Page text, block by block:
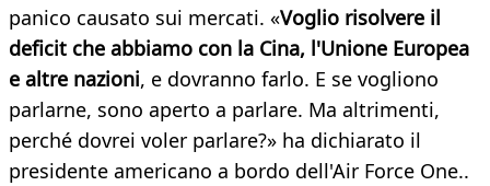
panico causato sui mercati. «Voglio risolvere il
deficit che abbiamo con la Cina, l'Unione Europea
e altre nazioni, e dovranno farlo. E se vogliono
parlarne, sono aperto a parlare. Ma altrimenti,
perché dovrei voler parlare?» ha dichiarato il
presidente americano a bordo dell'Air Force One..